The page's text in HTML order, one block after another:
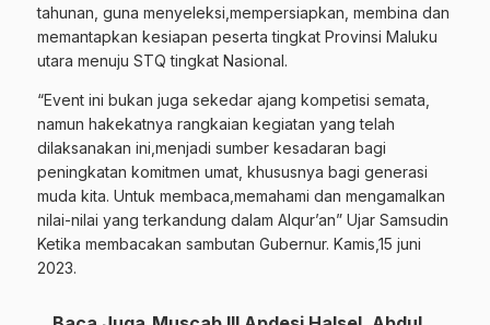
tahunan, guna menyeleksi,mempersiapkan, membina dan
memantapkan kesiapan peserta tingkat Provinsi Maluku
utara menuju STQ tingkat Nasional.
“Event ini bukan juga sekedar ajang kompetisi semata,
namun hakekatnya rangkaian kegiatan yang telah
dilaksanakan ini,menjadi sumber kesadaran bagi
peningkatan komitmen umat, khususnya bagi generasi
muda kita. Untuk membaca,memahami dan mengamalkan
nilai-nilai yang terkandung dalam Alqur’an” Ujar Samsudin
Ketika membacakan sambutan Gubernur. Kamis,15 juni
2023.